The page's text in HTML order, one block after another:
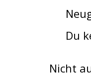
Du
Nicht